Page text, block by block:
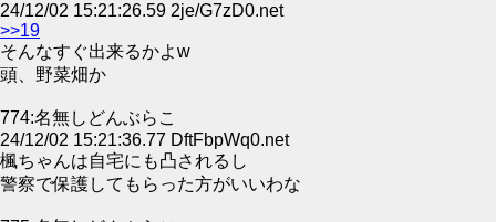
24/12/02 15:21:26.59 2je/G7zD0.net
>>19
そんなすぐ出来るかよw
頭、野菜畑か
774:名無しどんぶらこ
24/12/02 15:21:36.77 DftFbpWq0.net
楓ちゃんは自宅にも凸されるし
警察で保護してもらった方がいいわな